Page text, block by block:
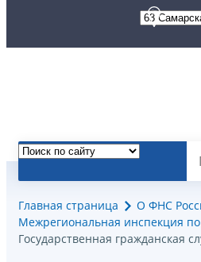
Главная страница О ФНС
Межрегиональная инспекция
Государственная гражданская